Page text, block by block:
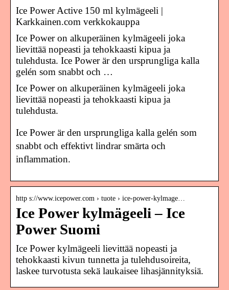
Ice Power Active 150 ml kylmägeeli |
Karkkainen.com verkkokauppa
Ice Power on alkuperäinen kylmägeeli joka
lievittää nopeasti ja tehokkaasti kipua ja
tulehdusta. Ice Power är den ursprungliga kalla
gelén som snabbt och …
Ice Power on alkuperäinen kylmägeeli joka
lievittää nopeasti ja tehokkaasti kipua ja
tulehdusta.
Ice Power är den ursprungliga kalla gelén som
snabbt och effektivt lindrar smärta och
inflammation.
http s://www.icepower.com › tuote › ice-power-kylmage…
Ice Power kylmägeeli – Ice
Power Suomi
Ice Power kylmägeeli lievittää nopeasti ja
tehokkaasti kivun tunnetta ja tulehdusoireita,
laskee turvotusta sekä laukaisee lihasjännityksiä.